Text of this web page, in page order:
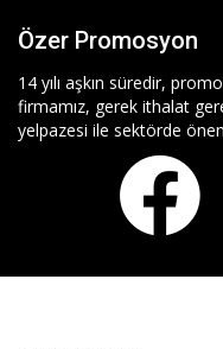
Özer Promosyon
14 yılı aşkın süredir,
firmamız, gerek ithalat
yelpazesi ile sektörde